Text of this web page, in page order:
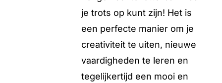
je trots op kunt zijn! Het is
een perfecte manier om je
creativiteit te uiten, nieuwe
vaardigheden te leren en
tegelijkertijd een mooi en